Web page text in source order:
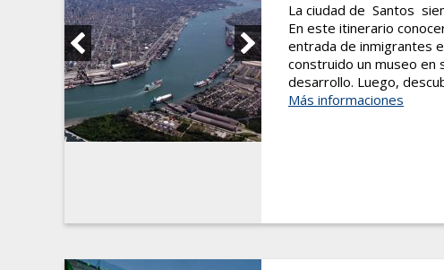
La ciudad de Santos
En este itinerario
entrada de inmigrantes
construido un museo en
desarrollo. Luego,
Más informaciones